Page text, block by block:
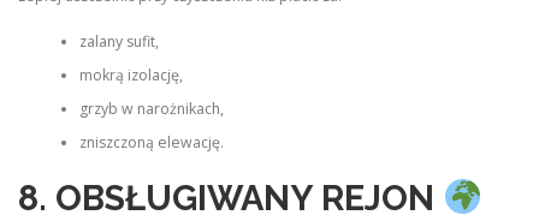
zalany sufit,
mokrą izolację,
grzyb w narożnikach,
zniszczoną elewację.
8. OBSŁUGIWANY REJON